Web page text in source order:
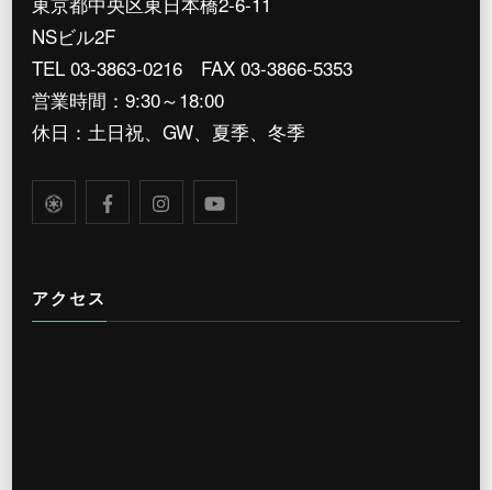
NSビル2F
TEL 03-3863-0216 FAX 03-3866-5353
営業時間：9:30～18:00
休日：土日祝、GW、夏季、冬季
アクセス